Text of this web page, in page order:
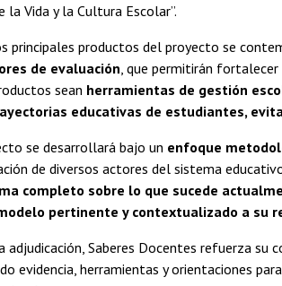
la Vida y la Cultura Escolar”.
principales productos del proyecto se
de evaluación , que permitirán
sean herramientas de gestión
educativas de estudiantes,
se desarrollará bajo un enfoque
de diversos actores del sistema
completo sobre lo que sucede
pertinente y contextualizado a su
adjudicación, Saberes Docentes refuerza su
evidencia, herramientas y orientaciones